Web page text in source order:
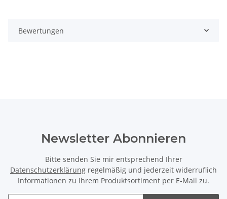
Bewertungen
Newsletter Abonnieren
Bitte senden Sie mir entsprechend Ihrer
Datenschutzerklärung regelmäßig und jederzeit widerruflich
Informationen zu Ihrem Produktsortiment per E-Mail zu.